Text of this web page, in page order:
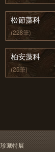
松節藻科
(228筆)
柏安藻科
(25筆)
珍藏特展